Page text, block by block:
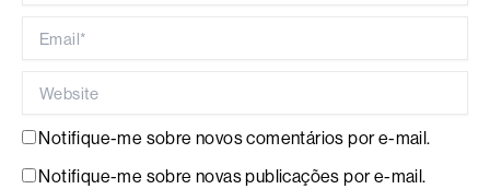
Notifique-me sobre novos comentários por e-mail.
Notifique-me sobre novas publicações por e-mail.